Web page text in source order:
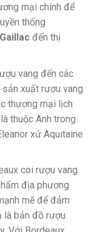
mại chính để
thống
đến thị
vang đến các
xuất rượu vang
thương mại lịch
thuộc Anh trong
xứ Aquitaine
coi rượu vang
địa phương
mẽ để đảm
là bản đồ rượu